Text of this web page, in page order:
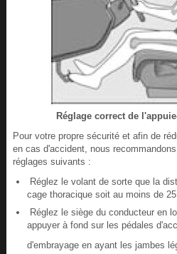
Réglage correct de
Pour votre propre sécurité et afin de
en cas d'accident, nous
réglages suivants :
Réglez le volant de sorte que la
cage thoracique soit au moins de 25
Réglez le siège du conducteur en
appuyer à fond sur les pédales
d'embrayage en ayant les jambes